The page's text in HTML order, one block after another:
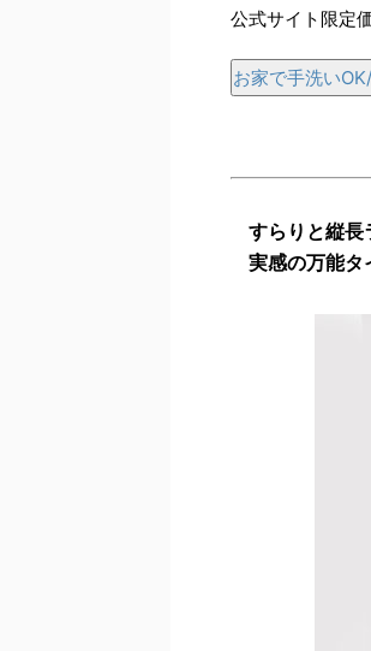
公式サイト限定
お家で手洗い
すらりと縦長
実感の万能タ